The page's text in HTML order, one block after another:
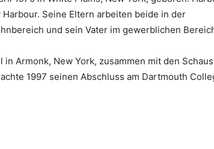
Seine Eltern arbeiten beide in der
und sein Vater im gewerblichen
Armonk, New York, zusammen mit den
1997 seinen Abschluss am Dartmouth